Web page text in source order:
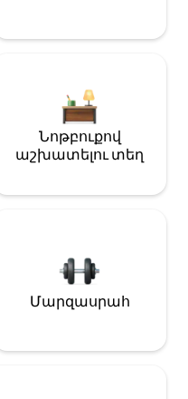
Նոթբուքով
աշխատելու տեղ
Մարզասրահ